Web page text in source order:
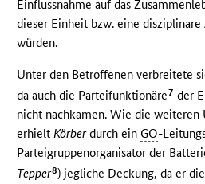
Einflussnahme auf das
dieser Einheit bzw. eine
würden.
Unter den Betroffenen verbreitete
da auch die Parteifunktionäre7 der
nicht nachkamen. Wie die weiteren
erhieltKörberdurch ein GO-
Parteigruppenorganisator der
Tepper8) jegliche Deckung, da er